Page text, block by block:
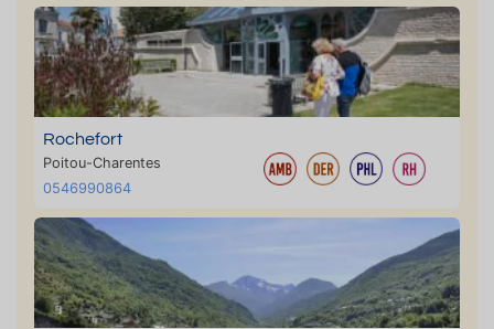
Rochefort
Poitou-Charentes
0546990864